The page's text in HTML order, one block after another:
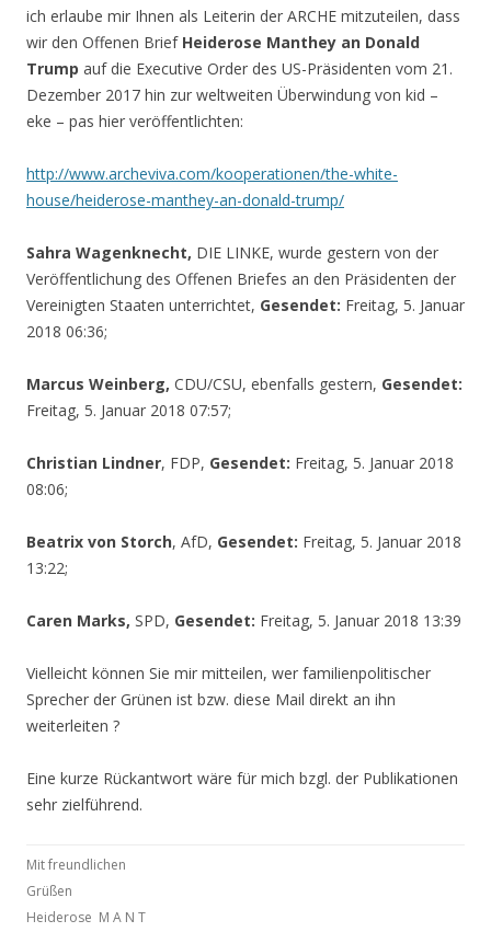
ich erlaube mir Ihnen als Leiterin der ARCHE mitzuteilen, dass
wir den Offenen Brief Heiderose Manthey an Donald
Trump auf die Executive Order des US-Präsidenten vom 21.
Dezember 2017 hin zur weltweiten Überwindung von kid –
eke – pas hier veröffentlichten:
http://www.archeviva.com/kooperationen/the-white-
house/heiderose-manthey-an-donald-trump/
Sahra Wagenknecht, DIE LINKE, wurde gestern von der
Veröffentlichung des Offenen Briefes an den Präsidenten der
Vereinigten Staaten unterrichtet, Gesendet: Freitag, 5. Januar
2018 06:36;
Marcus Weinberg, CDU/CSU, ebenfalls gestern, Gesendet:
Freitag, 5. Januar 2018 07:57;
Christian Lindner, FDP, Gesendet: Freitag, 5. Januar 2018
08:06;
Beatrix von Storch, AfD, Gesendet: Freitag, 5. Januar 2018
13:22;
Caren Marks, SPD, Gesendet: Freitag, 5. Januar 2018 13:39
Vielleicht können Sie mir mitteilen, wer familienpolitischer
Sprecher der Grünen ist bzw. diese Mail direkt an ihn
weiterleiten ?
Eine kurze Rückantwort wäre für mich bzgl. der Publikationen
sehr zielführend.
Mit freundlichen
Grüßen
Heiderose M A N T